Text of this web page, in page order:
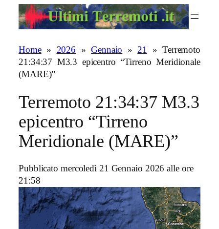
Home» 2026 » Gennaio »21 » Terremoto
21:34:37 M3.3 epicentro “Tirreno Meridionale
(MARE)”
Terremoto 21:34:37 M3.3
epicentro “Tirreno
Meridionale (MARE)”
Pubblicato mercoledì 21 Gennaio 2026 alle ore
21:58